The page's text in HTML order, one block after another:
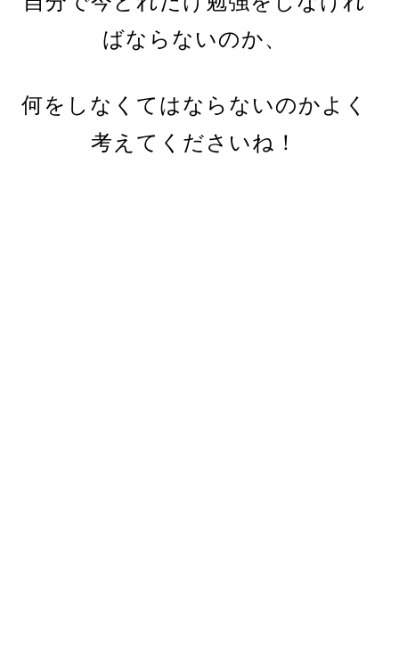
ばならないのか、
何をしなくてはならないのかよく
考えてくださいね！